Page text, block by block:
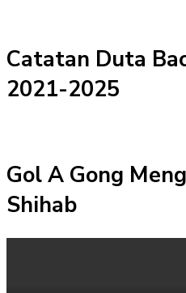
Catatan Duta
2021-2025
Gol A Gong
Shihab